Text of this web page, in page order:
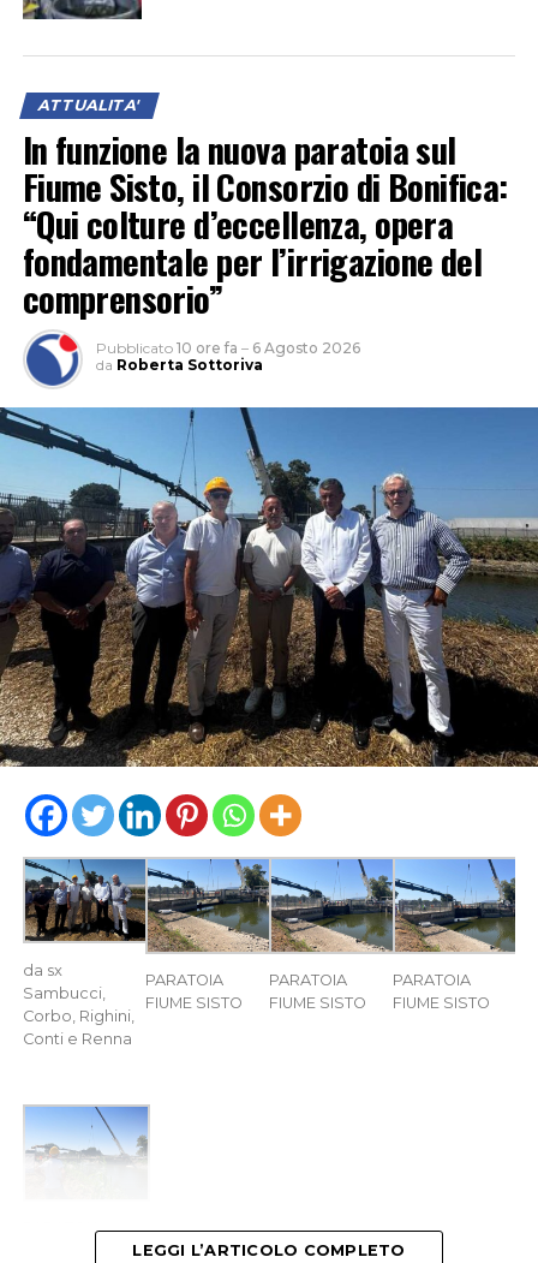
ATTUALITA'
In funzione la nuova paratoia sul
Fiume Sisto, il Consorzio di Bonifica:
“Qui colture d’eccellenza, opera
fondamentale per l’irrigazione del
comprensorio”
Pubblicato 10 ore fa – 6 Agosto 2026
da Roberta Sottoriva
da sx
Sambucci,
Corbo, Righini,
Conti e Renna
PARATOIA
FIUME SISTO
PARATOIA
FIUME SISTO
PARATOIA
FIUME SISTO
PARATOIA
LEGGI L’ARTICOLO COMPLETO